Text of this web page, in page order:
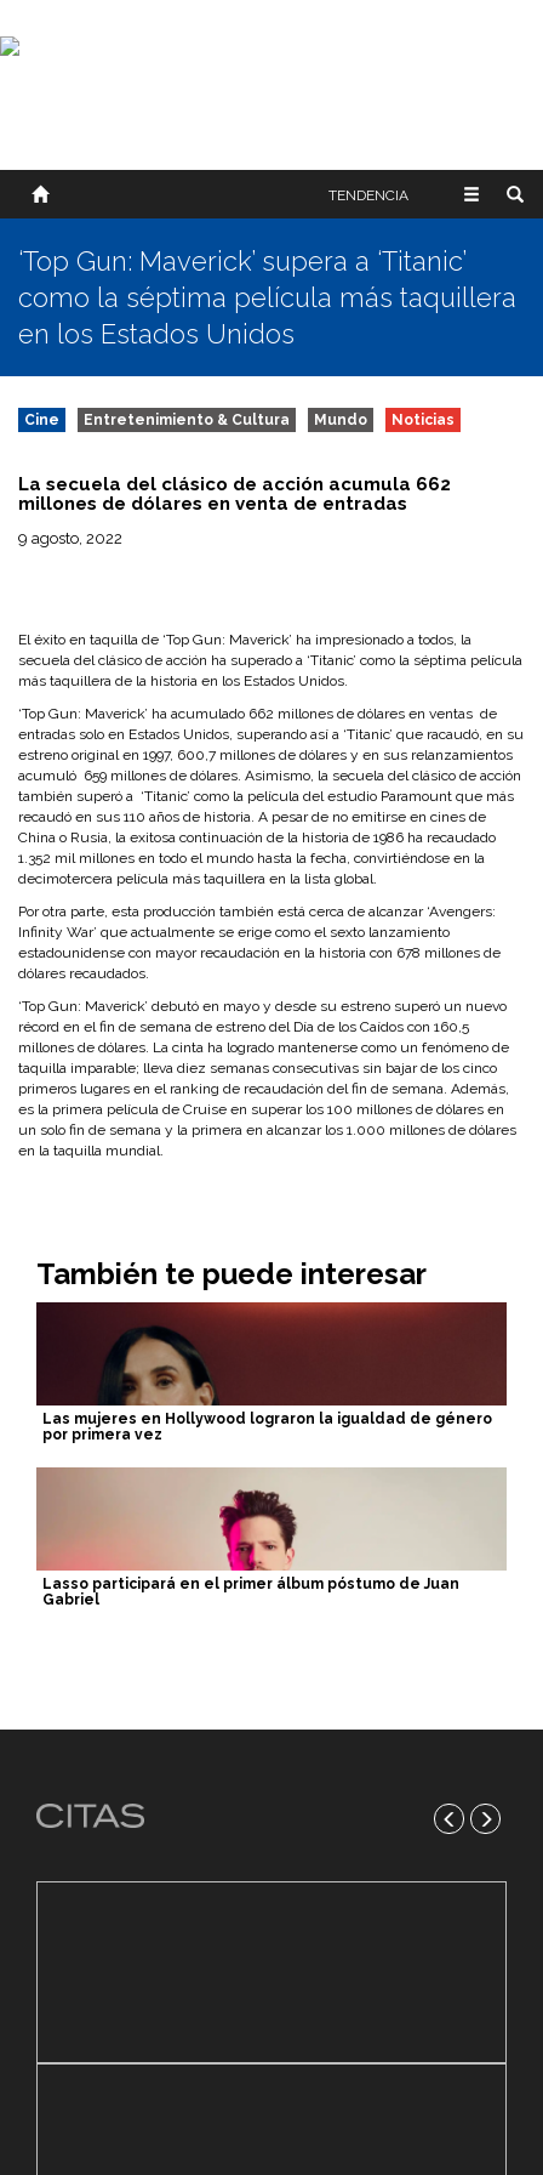
SOBRE NOSOTROS
TENDENCIA
‘Top Gun: Maverick’ supera a ‘Titanic’
como la séptima película más taquillera
en los Estados Unidos
Cine Entretenimiento & Cultura Mundo Noticias
La secuela del clásico de acción acumula 662
millones de dólares en venta de entradas
9 agosto, 2022
El éxito en taquilla de ‘Top Gun: Maverick’ ha impresionado a todos, la
secuela del clásico de acción ha superado a ‘Titanic’ como la séptima película
más taquillera de la historia en los Estados Unidos.
‘Top Gun: Maverick’ ha acumulado 662 millones de dólares en ventas de
entradas solo en Estados Unidos, superando así a ‘Titanic’ que racaudó, en su
estreno original en 1997, 600,7 millones de dólares y en sus relanzamientos
acumuló 659 millones de dólares. Asimismo, la secuela del clásico de acción
también superó a ‘Titanic’ como la película del estudio Paramount que más
recaudó en sus 110 años de historia. A pesar de no emitirse en cines de
China o Rusia, la exitosa continuación de la historia de 1986 ha recaudado
1.352 mil millones en todo el mundo hasta la fecha, convirtiéndose en la
decimotercera película más taquillera en la lista global.
Por otra parte, esta producción también está cerca de alcanzar ‘Avengers:
Infinity War’ que actualmente se erige como el sexto lanzamiento
estadounidense con mayor recaudación en la historia con 678 millones de
dólares recaudados.
‘Top Gun: Maverick’ debutó en mayo y desde su estreno superó un nuevo
récord en el fin de semana de estreno del Día de los Caídos con 160,5
millones de dólares. La cinta ha logrado mantenerse como un fenómeno de
taquilla imparable; lleva diez semanas consecutivas sin bajar de los cinco
primeros lugares en el ranking de recaudación del fin de semana. Además,
es la primera película de Cruise en superar los 100 millones de dólares en
un solo fin de semana y la primera en alcanzar los 1.000 millones de dólares
en la taquilla mundial.
También te puede interesar
Las mujeres en Hollywood lograron la igualdad de género
por primera vez
Lasso participará en el primer álbum póstumo de Juan
Gabriel